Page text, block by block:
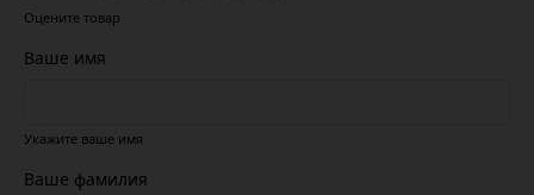
Оцените товар
Ваше имя
Укажите ваше имя
Ваше фамилия